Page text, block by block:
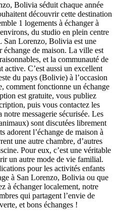
Bolivia séduit chaque année
découvrir cette destination
1 logements à échanger à
du studio en plein centre
San Lorenzo, Bolivia est une
de maison. La ville est
et la communauté de
active. C’est aussi un excellent
du pays (Bolivie) à l’occasion
comment fonctionne un échange
est gratuite, vous publiez
puis vous contactez les
messagerie sécurisée. Les
sont discutées librement
adorent l’échange de maison à
une autre chambre, d’autres
Pour eux, c’est une véritable
un autre mode de vie familial.
pour les activités enfants
à San Lorenzo, Bolivia ou que
à échanger localement, notre
qui partagent l’envie de
et bons échanges !